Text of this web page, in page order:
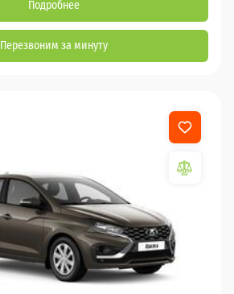
Подробнее
Перезвоним за минуту